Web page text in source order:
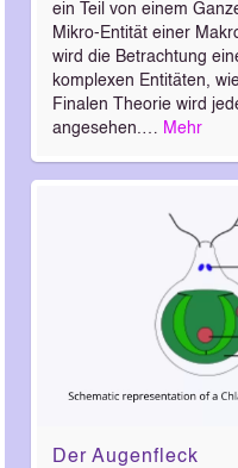
ein Teil von einem
Mikro-Entität einer
wird die Betrachtung
komplexen Entitäten,
Finalen Theorie wird
angesehen.… Mehr
Der Augenfleck